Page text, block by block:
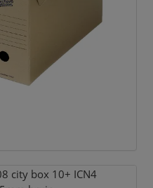
city box 10+ ICN4